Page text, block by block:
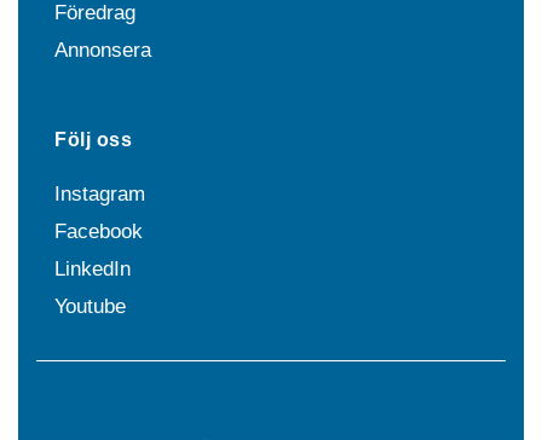
Föredrag
Annonsera
Följ oss
Instagram
Facebook
LinkedIn
Youtube